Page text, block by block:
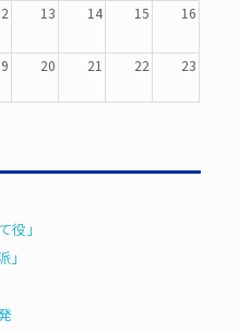
13 14 15 16
20 21 22 23
2 3 4 5 6
役」
」